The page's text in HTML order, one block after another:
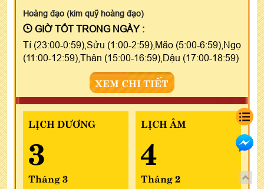
Hoàng đạo (kim quỹ hoàng đạo)
GIỜ TỐT TRONG NGÀY :
Tí (23:00-0:59),Sửu (1:00-2:59),Mão (5:00-6:59),Ngọ
(11:00-12:59),Thân (15:00-16:59),Dậu (17:00-18:59)
XEM CHI TIẾT
LỊCH DƯƠNG
3
Tháng 3
LỊCH ÂM
4
Tháng 2